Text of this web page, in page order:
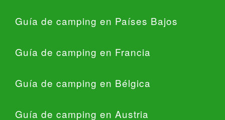
Guía de camping en Países Bajos
Guía de camping en Francia
Guía de camping en Bélgica
Guía de camping en Austria